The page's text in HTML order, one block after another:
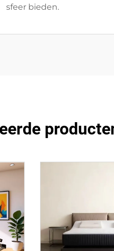
sfeer bieden.